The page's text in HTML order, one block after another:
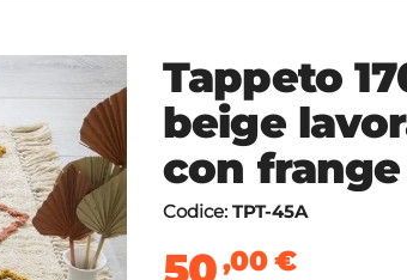
Tappeto
beige
con frange
Codice: TPT-45A
,00€